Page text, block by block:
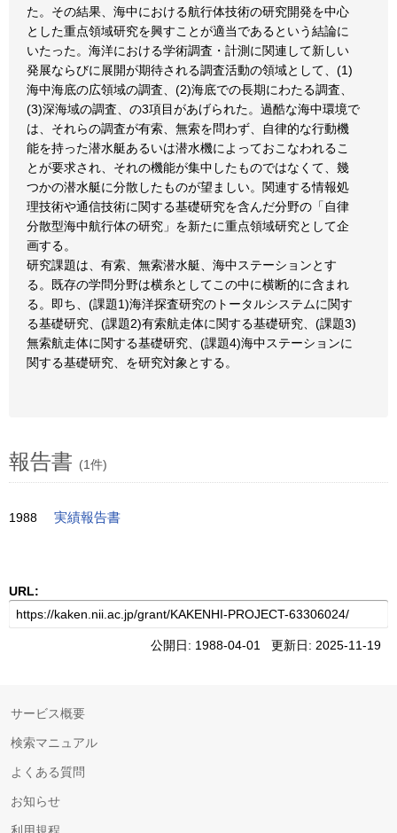
た。その結果、海中における航行体技術の研究開発を中心
とした重点領域研究を興すことが適当であるという結論に
いたった。海洋における学術調査・計測に関連して新しい
発展ならびに展開が期待される調査活動の領域として、(1)
海中海底の広領域の調査、(2)海底での長期にわたる調査、
(3)深海域の調査、の3項目があげられた。過酷な海中環境で
は、それらの調査が有索、無索を問わず、自律的な行動機
能を持った潜水艇あるいは潜水機によっておこなわれるこ
とが要求され、それの機能が集中したものではなくて、幾
つかの潜水艇に分散したものが望ましい。関連する情報処
理技術や通信技術に関する基礎研究を含んだ分野の「自律
分散型海中航行体の研究」を新たに重点領域研究として企
画する。
研究課題は、有索、無索潜水艇、海中ステーションとす
る。既存の学問分野は横糸としてこの中に横断的に含まれ
る。即ち、(課題1)海洋探査研究のトータルシステムに関す
る基礎研究、(課題2)有索航走体に関する基礎研究、(課題3)
無索航走体に関する基礎研究、(課題4)海中ステーションに
関する基礎研究、を研究対象とする。
報告書 (1件)
1988 実績報告書
URL:
公開日: 1988-04-01 更新日: 2025-11-19
サービス概要
検索マニュアル
よくある質問
お知らせ